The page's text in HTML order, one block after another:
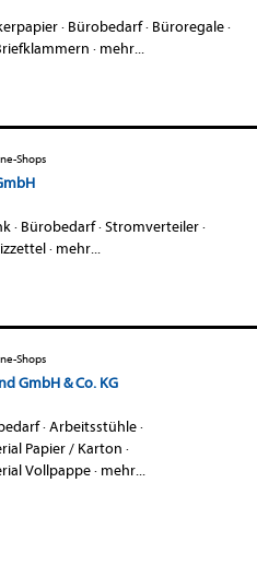
· Bürobedarf· Büroregale·
· mehr...
Shops
· Bürobedarf·Stromverteiler·
· mehr...
Shops
GmbH & Co. KG
·Arbeitsstühle·
Papier / Karton ·
Vollpappe· mehr...